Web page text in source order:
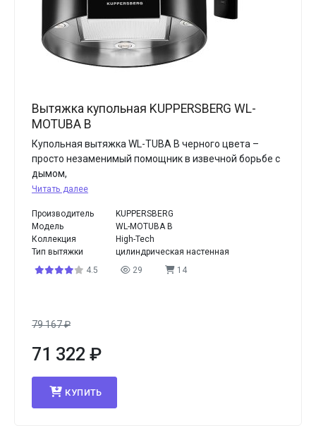
Вытяжка купольная KUPPERSBERG WL-
MOTUBA B
Купольная вытяжка WL-TUBA B черного цвета –
просто незаменимый помощник в извечной борьбе с
дымом,
Читать далее
Производитель
KUPPERSBERG
Модель
WL-MOTUBA B
Коллекция
High-Tech
Тип вытяжки
цилиндрическая настенная
4.5
29 14
79 167₽
71 322 ₽
КУПИТЬ